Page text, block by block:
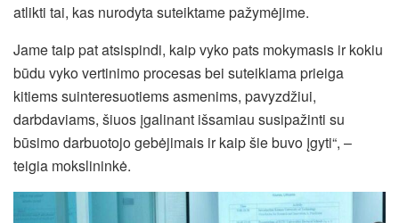
atlikti tai, kas nurodyta suteiktame pažymėjime.
Jame taip pat atsispindi, kaip vyko pats mokymasis ir kokiu
būdu vyko vertinimo procesas bei suteikiama prieiga
kitiems suinteresuotiems asmenims, pavyzdžiui,
darbdaviams, šiuos įgalinant išsamiau susipažinti su
būsimo darbuotojo gebėjimais ir kaip šie buvo įgyti“, –
teigia mokslininkė.